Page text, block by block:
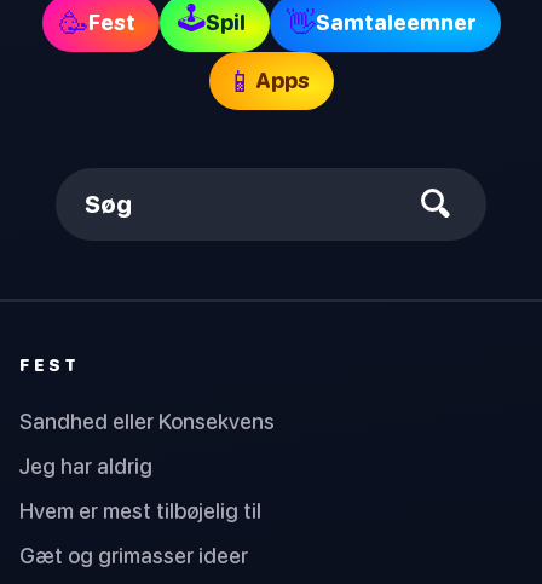
🥳Fest 🕹Spil 👋Samtaleemner
📱 Apps
Søg
FEST
Sandhed eller Konsekvens
Jeg har aldrig
Hvem er mest tilbøjelig til
Gæt og grimasser ideer